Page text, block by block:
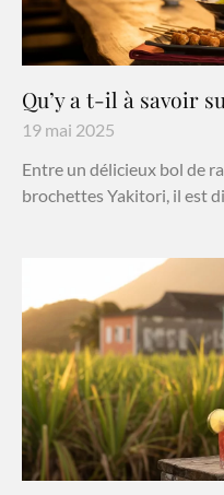
Qu’y a t-il à savoir
19 mai 2025
Entre un délicieux bol de
brochettes Yakitori, il est